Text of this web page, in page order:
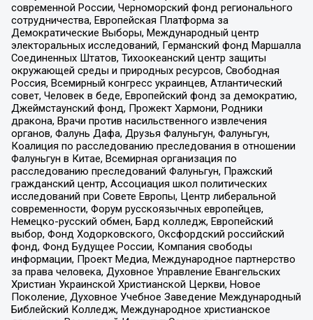
современной России, Черноморский фонд регионального
сотрудничества, Европейская Платформа за
Демократические Выборы, Международный центр
электоральных исследований, Германский фонд Маршалла
Соединенных Штатов, Тихоокеанский центр защиты
окружающей среды и природных ресурсов, Свободная
Россия, Всемирный конгресс украинцев, Атлантический
совет, Человек в беде, Европейский фонд за демократию,
Джеймстаунский фонд, Прожект Хармони, Родники
дракона, Врачи против насильственного извлечения
органов, Фалунь Дафа, Друзья Фалуньгун, Фалуньгун,
Коалиция по расследованию преследования в отношении
Фалуньгун в Китае, Всемирная организация по
расследованию преследований Фалуньгун, Пражский
гражданский центр, Ассоциация школ политических
исследований при Совете Европы, Центр либеральной
современности, Форум русскоязычных европейцев,
Немецко-русский обмен, Бард колледж, Европейский
выбор, Фонд Ходорковского, Оксфордский российский
фонд, Фонд Будущее России, Компания свободы
информации, Проект Медиа, Международное партнерство
за права человека, Духовное Управление Евангельских
Христиан Украинской Христианской Церкви, Новое
Поколение, Духовное Учебное Заведение Международный
Библейский Колледж, Международное христианское